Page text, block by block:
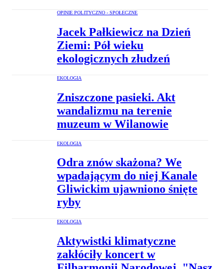
OPINIE POLITYCZNO - SPOŁECZNE
Jacek Pałkiewicz na Dzień
Ziemi: Pół wieku
ekologicznych złudzeń
EKOLOGIA
Zniszczone pasieki. Akt
wandalizmu na terenie
muzeum w Wilanowie
EKOLOGIA
Odra znów skażona? We
wpadającym do niej Kanale
Gliwickim ujawniono śnięte
ryby
EKOLOGIA
Aktywistki klimatyczne
zakłóciły koncert w